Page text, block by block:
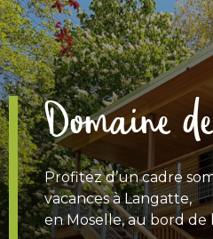
Domaine
Profitez d’un cadre
vacances à Langatte,
en Moselle, au bord de